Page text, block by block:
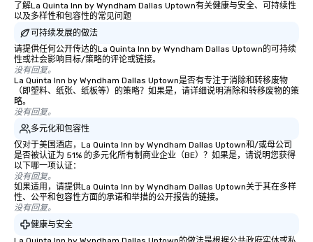
了解La Quinta Inn by Wyndham Dallas Uptown有关健康与安全、可持续性
以及多样性和包容性的常见问题
可持续发展的做法
请提供任何公开传达的La Quinta Inn by Wyndham Dallas Uptown的可持续
性或社会影响目标/策略的评论或链接。
没有回复。
La Quinta Inn by Wyndham Dallas Uptown是否有专注于消除和转移废物
（即塑料、纸张、纸板等）的策略？如果是，请详细说明消除和转移废物的策
略。
没有回复。
多元化和包容性
仅对于美国酒店，La Quinta Inn by Wyndham Dallas Uptown和/或母公司
是否被认证为 51% 的多元化所有制商业企业（BE）？如果是，请说明您获得
以下哪一项认证：
没有回复。
如果适用，请提供La Quinta Inn by Wyndham Dallas Uptown关于其在多样
性、公平和包容性方面的承诺和举措的公开报告的链接。
没有回复。
健康与安全